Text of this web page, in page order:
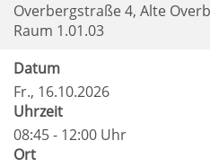
Overbergstraße 4, Alte
Raum 1.01.03
Datum
Fr., 16.10.2026
Uhrzeit
08:45 - 12:00 Uhr
Ort